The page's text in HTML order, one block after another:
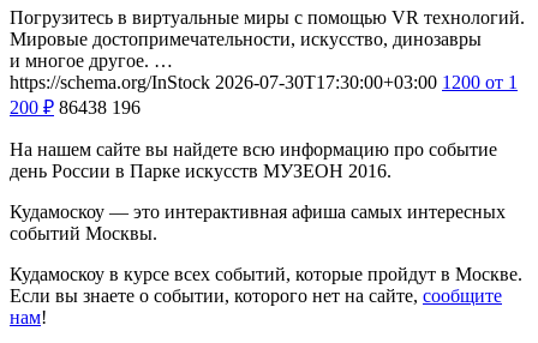
Погрузитесь в виртуальные миры с помощью VR технологий.
Мировые достопримечательности, искусство, динозавры
и многое другое. …
https://schema.org/InStock 2026-07-30T17:30:00+03:00 1200 от 1
200 ₽ 86438 196
На нашем сайте вы найдете всю информацию про событие
день России в Парке искусств МУЗЕОН 2016.
Кудамоскоу — это интерактивная афиша самых интересных
событий Москвы.
Кудамоскоу в курсе всех событий, которые пройдут в Москве.
Если вы знаете о событии, которого нет на сайте, сообщите
нам!